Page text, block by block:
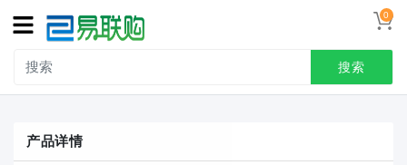
0
搜索
产品详情